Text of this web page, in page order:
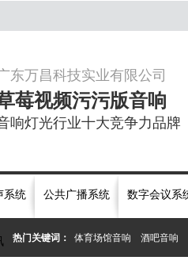
东万昌科技实业有限公司
莓视频污污版音响
响灯光行业十大竞争力品牌
系统 公共广播系统 数字会议系
热门关键词： 体育场馆音响 酒吧音响